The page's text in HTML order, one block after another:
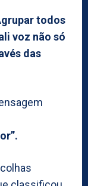
todos
voz não só
das